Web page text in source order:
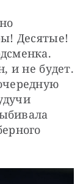
Десятые!
и не будет.